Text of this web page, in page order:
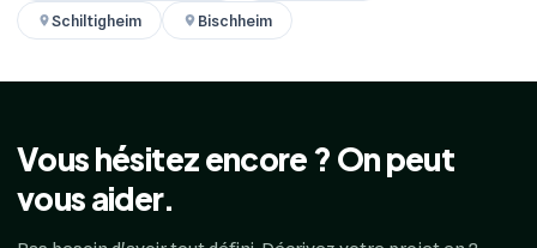
Schiltigheim
Bischheim
Vous hésitez encore ? On peut
vous aider.